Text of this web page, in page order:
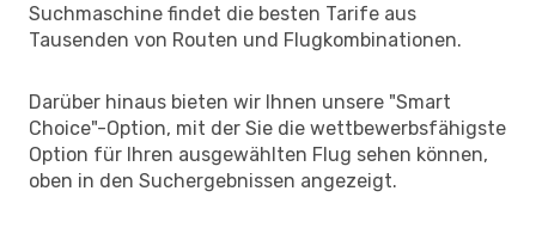
Suchmaschine findet die besten Tarife aus
Tausenden von Routen und Flugkombinationen.
Darüber hinaus bieten wir Ihnen unsere "Smart
Choice"-Option, mit der Sie die wettbewerbsfähigste
Option für Ihren ausgewählten Flug sehen können,
oben in den Suchergebnissen angezeigt.